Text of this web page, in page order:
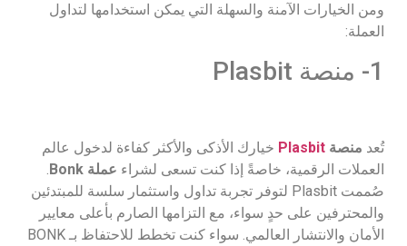
ومن الخيارات الآمنة والسهلة التي يمكن استخدامها لتداول
العملة:
1- منصة Plasbit
تُعد منصة Plasbit خيارك الأذكى والأكثر كفاءة لدخول عالم
العملات الرقمية، خاصةً إذا كنت تسعى لشراء عملة Bonk
صُممت Plasbit لتوفر تجربة تداول واستثمار سلسة للمبتدئين
والمحترفين على حدٍ سواء، مع التزامها الصارم بأعلى معايير
الأمان والانتشار العالمي. سواء كنت تخطط للاحتفاظ بـ BONK